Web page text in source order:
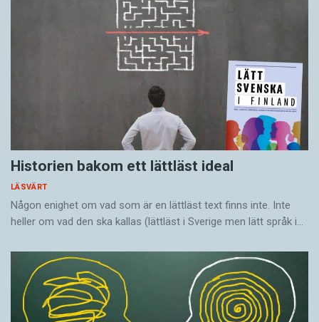
Historien bakom ett lättläst ideal
LÄSVÄRT
Någon enighet om vad som är en lättläst text finns inte. Inte
heller om vad den ska kallas (lättläst i Sverige men lätt språk i…